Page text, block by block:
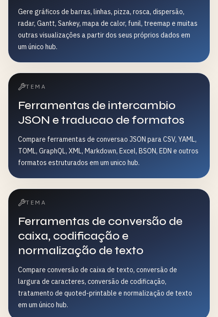
Gere gráficos de barras, linhas, pizza, rosca, dispersão,
radar, Gantt, Sankey, mapa de calor, funil, treemap e muitas
outras visualizações a partir dos seus próprios dados em
um único hub.
TEMA
Ferramentas de intercambio
JSON e traducao de formatos
Compare ferramentas de conversao JSON para CSV, YAML,
TOML, GraphQL, XML, Markdown, Excel, BSON, EDN e outros
formatos estruturados em um unico hub.
TEMA
Ferramentas de conversão de
caixa, codificação e
normalização de texto
Compare conversão de caixa de texto, conversão de
largura de caracteres, conversão de codificação,
tratamento de quoted-printable e normalização de texto
em um único hub.